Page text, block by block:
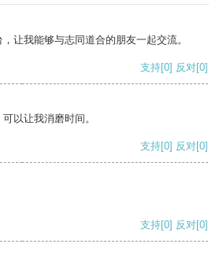
让我能够与志同道合的朋友一起交流。
支持[0] 反对[0]
以让我消磨时间。
支持[0] 反对[0]
支持[0] 反对[0]